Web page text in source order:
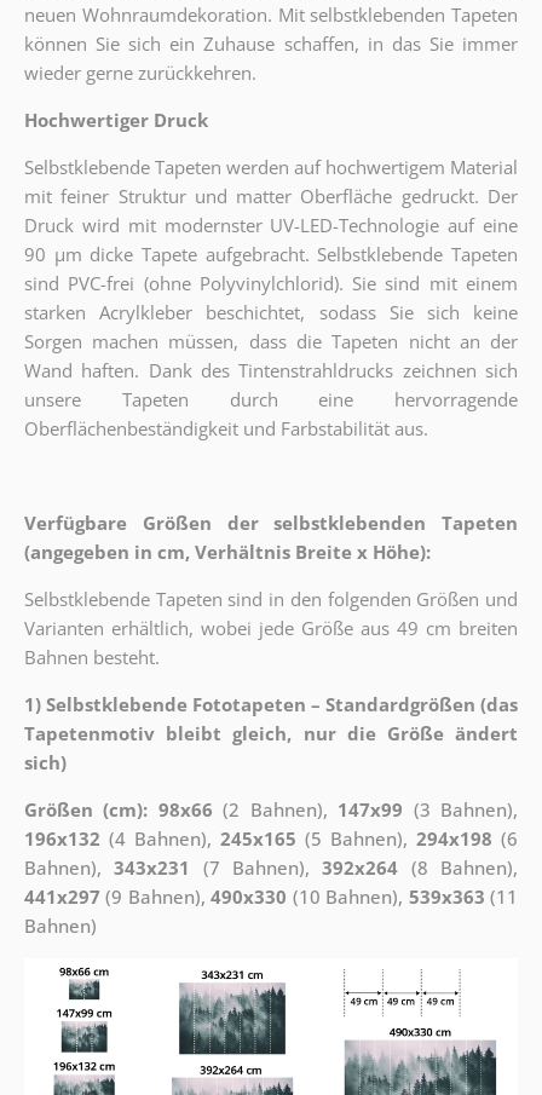
neuen Wohnraumdekoration. Mit selbstklebenden Tapeten
können Sie sich ein Zuhause schaffen, in das Sie immer
wieder gerne zurückkehren.
Hochwertiger Druck
Selbstklebende Tapeten werden auf hochwertigem Material
mit feiner Struktur und matter Oberfläche gedruckt. Der
Druck wird mit modernster UV-LED-Technologie auf eine
90 µm dicke Tapete aufgebracht. Selbstklebende Tapeten
sind PVC-frei (ohne Polyvinylchlorid). Sie sind mit einem
starken Acrylkleber beschichtet, sodass Sie sich keine
Sorgen machen müssen, dass die Tapeten nicht an der
Wand haften. Dank des Tintenstrahldrucks zeichnen sich
unsere Tapeten durch eine hervorragende
Oberflächenbeständigkeit und Farbstabilität aus.
Verfügbare Größen der selbstklebenden Tapeten
(angegeben in cm, Verhältnis Breite x Höhe):
Selbstklebende Tapeten sind in den folgenden Größen und
Varianten erhältlich, wobei jede Größe aus 49 cm breiten
Bahnen besteht.
1) Selbstklebende Fototapeten – Standardgrößen (das
Tapetenmotiv bleibt gleich, nur die Größe ändert
sich)
Größen (cm): 98x66 (2 Bahnen), 147x99 (3 Bahnen),
196x132 (4 Bahnen), 245x165 (5 Bahnen),294x198 (6
Bahnen),343x231 (7 Bahnen),392x264 (8 Bahnen),
441x297 (9 Bahnen),490x330 (10 Bahnen), 539x363 (11
Bahnen)